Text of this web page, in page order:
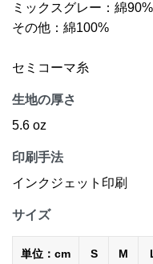
ミックスグレー：綿
その他：綿100%
セミコーマ糸
生地の厚さ
5.6 oz
印刷手法
インクジェット印刷
サイズ
単位：cm S M